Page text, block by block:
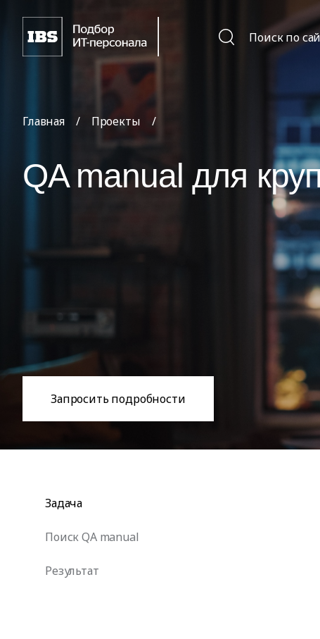
Поиск по
Главная / Проекты /
QA manual для
Запросить подробности
Задача
Поиск QA manual
Результат